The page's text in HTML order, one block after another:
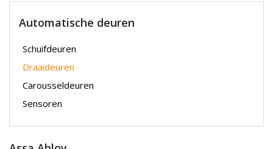
Automatische deuren
Schuifdeuren
Draaideuren
Carousseldeuren
Sensoren